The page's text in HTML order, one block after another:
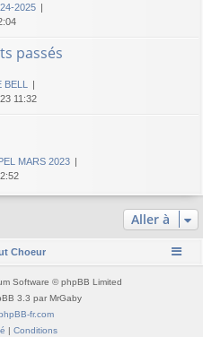
2025
passés
11:32
MARS 2023
Aller à
Choeur
Software © phpBB Limited
3.3 par MrGaby
fr.com
Conditions